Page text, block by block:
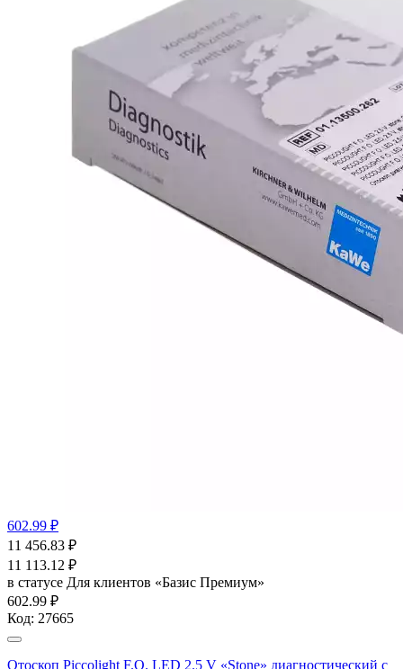
602.99 ₽
11 456.83 ₽
11 113.12 ₽
в статусе Для клиентов «Базис Премиум»
602.99 ₽
Код: 27665
Отоскоп Piccolight F.O. LED 2.5 V «Stone» диагностический с